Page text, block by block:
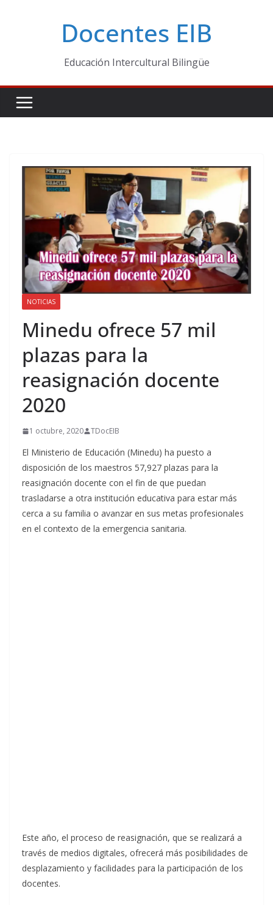
Docentes EIB
Educación Intercultural Bilingüe
NOTICIAS
Minedu ofrece 57 mil
plazas para la
reasignación docente
2020
1 octubre, 2020 TDocEIB
El Ministerio de Educación (Minedu) ha puesto a
disposición de los maestros 57,927 plazas para la
reasignación docente con el fin de que puedan
trasladarse a otra institución educativa para estar más
cerca a su familia o avanzar en sus metas profesionales
en el contexto de la emergencia sanitaria.
Este año, el proceso de reasignación, que se realizará a
través de medios digitales, ofrecerá más posibilidades de
desplazamiento y facilidades para la participación de los
docentes.